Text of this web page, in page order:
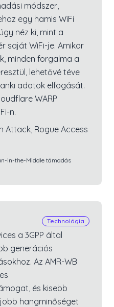
módszer,
egy hamis WiFi
néz ki, mint a
saját WiFi-je. Amikor
minden forgalma a
lehetővé téve
adatok elfogását.
WARP
n.
Attack, Rogue Access
in-the-Middle támadás
Technológia
a 3GPP által
generációs
Az AMR-WB
és kisebb
hangminőséget